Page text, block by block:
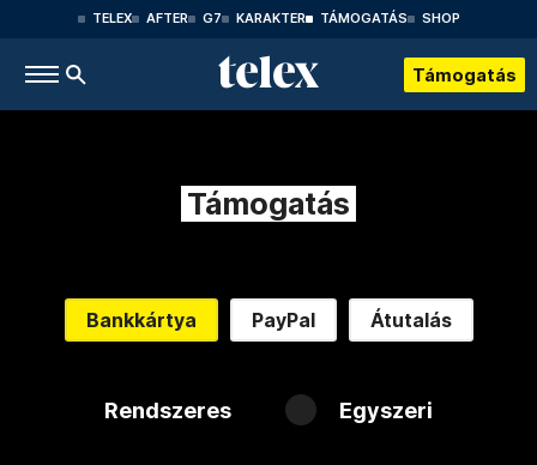
TELEX AFTER G7 KARAKTER TÁMOGATÁS SHOP
Támogatás
Támogatás
Bankkártya PayPal Átutalás
Rendszeres Egyszeri